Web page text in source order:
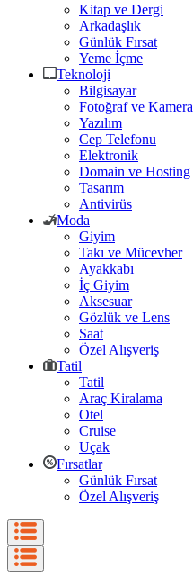
Kitap ve Dergi
Arkadaşlık
Günlük Fırsat
Yeme İçme
Teknoloji
Bilgisayar
Fotoğraf ve Kamera
Yazılım
Cep Telefonu
Elektronik
Domain ve Hosting
Tasarım
Antivirüs
Moda
Giyim
Takı ve Mücevher
Ayakkabı
İç Giyim
Aksesuar
Gözlük ve Lens
Saat
Özel Alışveriş
Tatil
Tatil
Araç Kiralama
Otel
Cruise
Uçak
Fırsatlar
Günlük Fırsat
Özel Alışveriş